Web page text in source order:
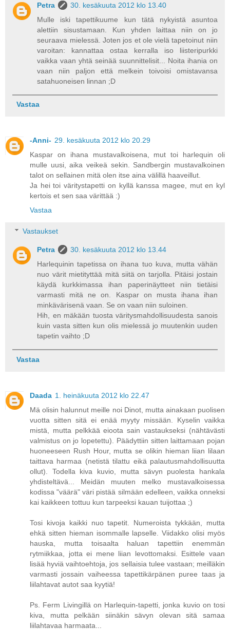
Petra
30. kesäkuuta 2012 klo 13.40
Mulle iski tapettikuume kun tätä nykyistä asuntoa
alettiin sisustamaan. Kun yhden laittaa niin on jo
seuraava mielessä. Joten jos et ole vielä tapetoinut niin
varoitan: kannattaa ostaa kerralla iso liisteripurkki
vaikka vaan yhtä seinää suunnittelisit... Noita ihania on
vaan niin paljon että melkein toivoisi omistavansa
satahuoneisen linnan ;D
Vastaa
-Anni- 29. kesäkuuta 2012 klo 20.29
Kaspar on ihana mustavalkoisena, mut toi harlequin oli
mulle uusi, aika veikeä sekin. Sandbergin mustavalkoinen
talot on sellainen mitä olen itse aina välillä haaveillut.
Ja hei toi väritystapetti on kyllä kanssa magee, mut en kyl
kertois et sen saa värittää :)
Vastaa
Vastaukset
Petra
30. kesäkuuta 2012 klo 13.44
Harlequinin tapetissa on ihana tuo kuva, mutta vähän
nuo värit mietityttää mitä siitä on tarjolla. Pitäisi jostain
käydä kurkkimassa ihan paperinäytteet niin tietäisi
varmasti mitä ne on. Kaspar on musta ihana ihan
minkävärisenä vaan. Se on vaan niin suloinen.
Hih, en mäkään tuosta väritysmahdollisuudesta sanois
kuin vasta sitten kun olis mielessä jo muutenkin uuden
tapetin vaihto ;D
Vastaa
Daada 1. heinäkuuta 2012 klo 22.47
Mä olisin halunnut meille noi Dinot, mutta ainakaan puolisen
vuotta sitten sitä ei enää myyty missään. Kyselin vaikka
mistä, mutta pelkkää eioota sain vastaukseksi (nähtävästi
valmistus on jo lopetettu). Päädyttiin sitten laittamaan pojan
huoneeseen Rush Hour, mutta se olikin hieman liian lilaan
taittava harmaa (netistä tilattu eikä palautusmahdollisuutta
ollut). Todella kiva kuvio, mutta sävyn puolesta hankala
yhdisteltävä... Meidän muuten melko mustavalkoisessa
kodissa "väärä" väri pistää silmään edelleen, vaikka onneksi
kai kaikkeen tottuu kun tarpeeksi kauan tuijottaa ;)
Tosi kivoja kaikki nuo tapetit. Numeroista tykkään, mutta
ehkä sitten hieman isommalle lapselle. Viidakko olisi myös
hauska, mutta toisaalta haluan tapettiin enemmän
rytmiikkaa, jotta ei mene liian levottomaksi. Esittele vaan
lisää hyviä vaihtoehtoja, jos sellaisia tulee vastaan; meilläkin
varmasti jossain vaiheessa tapettikärpänen puree taas ja
liilahtavat autot saa kyytiä!
Ps. Ferm Livingillä on Harlequin-tapetti, jonka kuvio on tosi
kiva, mutta pelkään siinäkin sävyn olevan sitä samaa
liilahtavaa harmaata...